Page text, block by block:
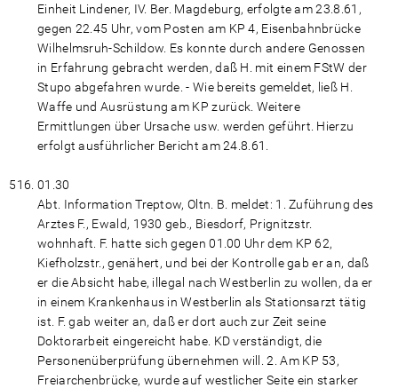
Einheit Lindener, IV. Ber. Magdeburg, erfolgte am 23.8.61,
gegen 22.45 Uhr, vom Posten am KP 4, Eisenbahnbrücke
Wilhelmsruh-Schildow. Es konnte durch andere Genossen
in Erfahrung gebracht werden, daß H. mit einem FStW der
Stupo abgefahren wurde. - Wie bereits gemeldet, ließ H.
Waffe und Ausrüstung am KP zurück. Weitere
Ermittlungen über Ursache usw. werden geführt. Hierzu
erfolgt ausführlicher Bericht am 24.8.61.
01.30
Abt. Information Treptow, Oltn. B. meldet: 1. Zuführung des
Arztes F., Ewald, 1930 geb., Biesdorf, Prignitzstr.
wohnhaft. F. hatte sich gegen 01.00 Uhr dem KP 62,
Kiefholzstr., genähert, und bei der Kontrolle gab er an, daß
er die Absicht habe, illegal nach Westberlin zu wollen, da er
in einem Krankenhaus in Westberlin als Stationsarzt tätig
ist. F. gab weiter an, daß er dort auch zur Zeit seine
Doktorarbeit eingereicht habe. KD verständigt, die
Personenüberprüfung übernehmen will. 2. Am KP 53,
Freiarchenbrücke, wurde auf westlicher Seite ein starker